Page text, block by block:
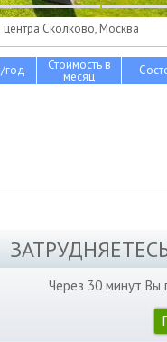
Сколково, Москва
/год Стоимость в
месяц
Через 30 минут Вы